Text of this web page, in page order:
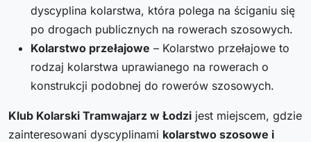
dyscyplina kolarstwa, która polega na ściganiu się
po drogach publicznych na rowerach szosowych.
Kolarstwo przełajowe – Kolarstwo przełajowe to
rodzaj kolarstwa uprawianego na rowerach o
konstrukcji podobnej do rowerów szosowych.
Klub Kolarski Tramwajarz w Łodzi jest miejscem, gdzie
zainteresowani dyscyplinami kolarstwo szosowe i